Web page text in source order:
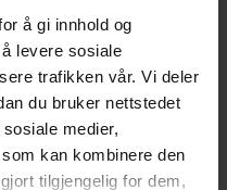
å gi innhold og
levere sosiale
trafikken vår. Vi deler
du bruker nettstedet
medier,
kan kombinere den
tilgjengelig for dem,
(PU) for en
robust ramme i plywood.
gir benken
bruk.
de medfølgende